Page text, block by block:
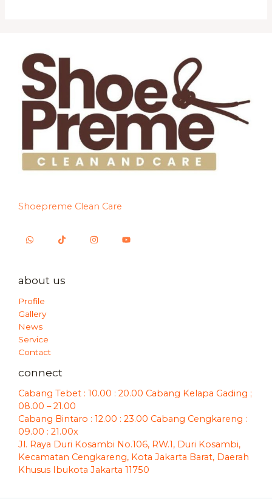
Shoepreme Clean Care
about us
Profile
Gallery
News
Service
Contact
connect
Cabang Tebet : 10.00 : 20.00 Cabang Kelapa Gading ;
08.00 – 21.00
Cabang Bintaro : 12.00 : 23.00 Cabang Cengkareng :
09.00 : 21.00x
Jl. Raya Duri Kosambi No.106, RW.1, Duri Kosambi,
Kecamatan Cengkareng, Kota Jakarta Barat, Daerah
Khusus Ibukota Jakarta 11750